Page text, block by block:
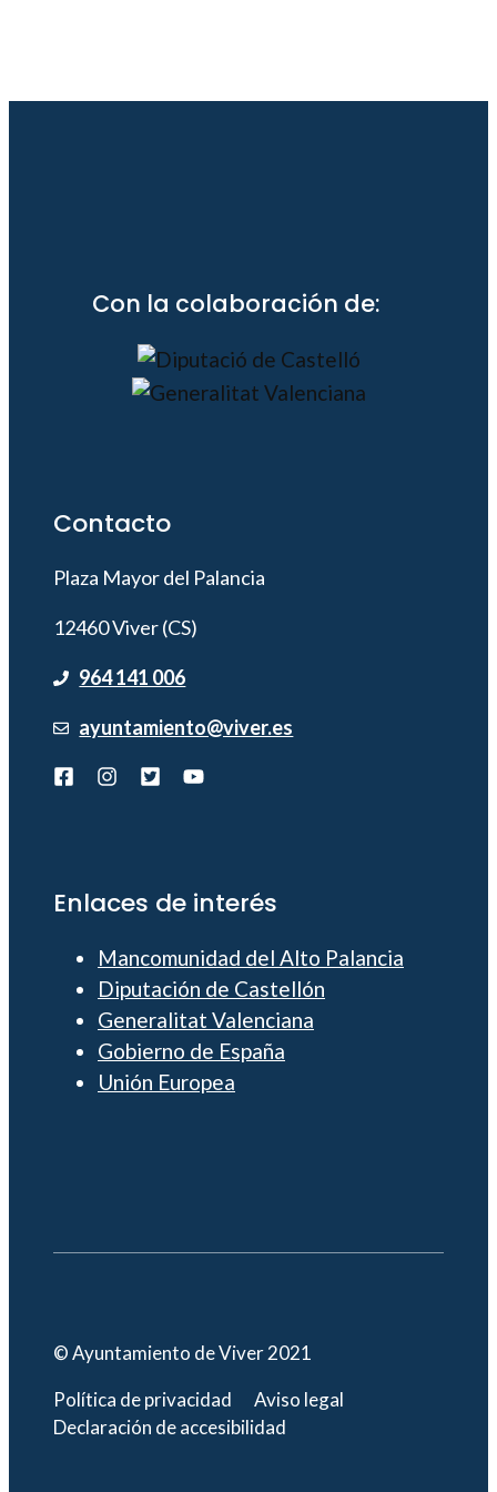
Con la colaboración de:
Contacto
Plaza Mayor del Palancia
12460 Viver (CS)
964 141 006
ayuntamiento@viver.es
Enlaces de interés
Mancomunidad del Alto Palancia
Diputación de Castellón
Generalitat Valenciana
Gobierno de España
Unión Europea
© Ayuntamiento de Viver 2021
Política de privacidad
Aviso legal
Declaración de accesibilidad